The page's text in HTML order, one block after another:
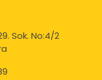
Sok. No:4/2